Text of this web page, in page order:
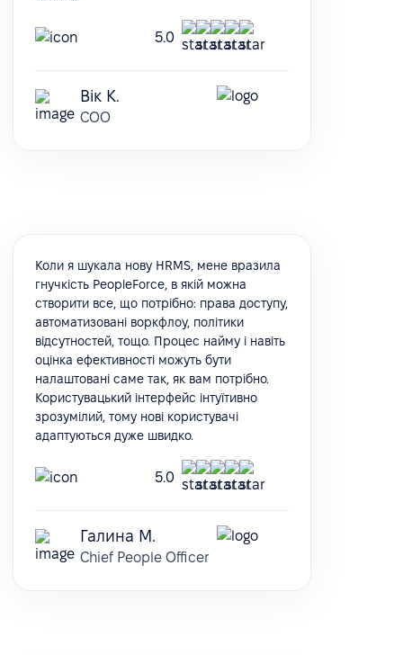
5.0
Вік К.
COO
Коли я шукала нову HRMS, мене вразила
гнучкість PeopleForce, в якій можна
створити все, що потрібно: права доступу,
автоматизовані воркфлоу, політики
відсутностей, тощо. Процес найму і навіть
оцінка ефективності можуть бути
налаштовані саме так, як вам потрібно.
Користувацький інтерфейс інтуїтивно
зрозумілий, тому нові користувачі
адаптуються дуже швидко.
5.0
Галина М.
Chief People Officer